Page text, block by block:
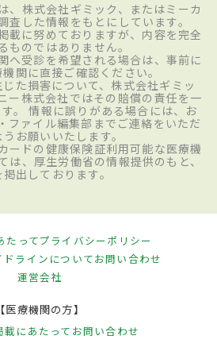
、株式会社ギミック、またはミーカ
査した情報をもとにしています。
載に努めておりますが、内容を完全
ものではありません。
へ受診を希望される場合は、事前に
関に直接ご確認ください。
た損害について、株式会社ギミッ
ー株式会社ではその賠償の責任を一
。 情報に誤りがある場合には、お
ファイル編集部までご連絡をいただ
お願いいたします。
ードの健康保険証利用可能な医療機
は、厚生労働省の情報提供のもと、
出しております。
たってプライバシーポリシー
ラインについてお問い合わせ
運営会社
【医療機関の方】
載にあたって お問い合わせ